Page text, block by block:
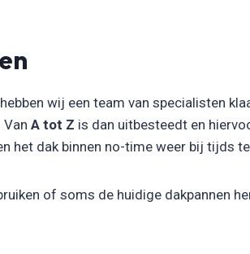
wij een team van specialisten
A tot Z is dan uitbesteedt en
het dak binnen no-time weer bij tijds
of soms de huidige dakpannen